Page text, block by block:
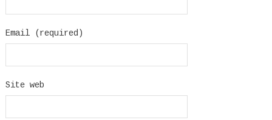
Email (required)
Site web